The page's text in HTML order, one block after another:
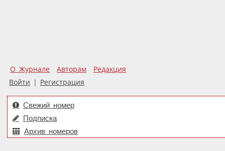
О Журнале Авторам
Редакция
Войти | Регистрация
Свежий номер
Подписка
Архив номеров